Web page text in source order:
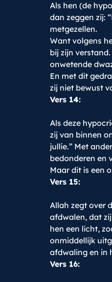
Als hen (de
dan zeggen zij:
metgezellen.
Want volgens
bij zijn
onwetende
En met dit
zij niet bewust
Vers 14:
Als deze
zij van binnen
jullie.” Met
bedonderen en
Maar dit is een
Vers 15:
Allah zegt over
afdwalen, dat
hen een licht,
onmiddellijk
afdwaling en in
Vers 16: